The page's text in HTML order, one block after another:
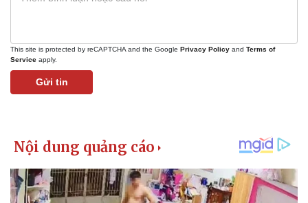
This site is protected by reCAPTCHA and the Google Privacy Policy and Terms of
Service apply.
Gửi tin